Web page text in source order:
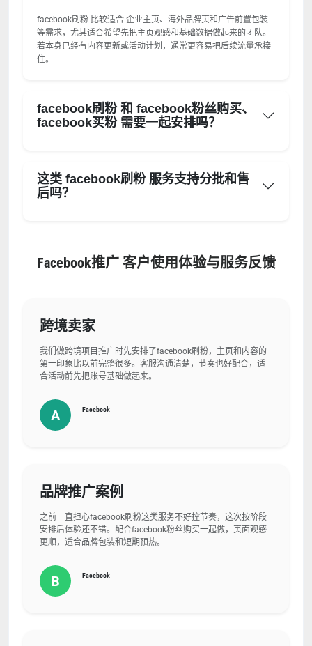
facebook刷粉 比较适合 企业主页、海外品牌页和广告前置包装
等需求，尤其适合希望先把主页观感和基础数据做起来的团队。
若本身已经有内容更新或活动计划，通常更容易把后续流量承接
住。
facebook刷粉 和 facebook粉丝购买、
facebook买粉 需要一起安排吗？
这类 facebook刷粉 服务支持分批和售
后吗？
Facebook推广 客户使用体验与服务反馈
跨境卖家
我们做跨境项目推广时先安排了facebook刷粉，主页和内容的
第一印象比以前完整很多。客服沟通清楚，节奏也好配合，适
合活动前先把账号基础做起来。
A Facebook
品牌推广案例
之前一直担心facebook刷粉这类服务不好控节奏，这次按阶段
安排后体验还不错。配合facebook粉丝购买一起做，页面观感
更顺，适合品牌包装和短期预热。
B Facebook